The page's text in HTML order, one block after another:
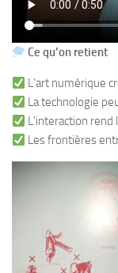
Ce qu’on retient
L’art numérique
La technologie
L’interaction rend
Les frontières